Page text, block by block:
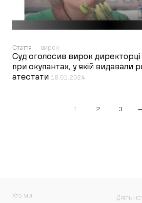
Стаття вирок
Суд оголосив вирок
при окупантах, у якій видавали
атестати 18.01.2024
1 2 3
Хто ми